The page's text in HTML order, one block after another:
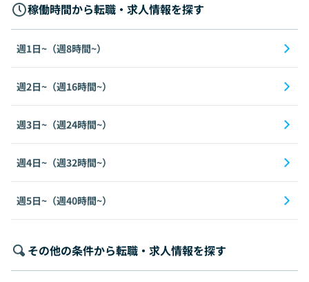
稼働時間から転職・求人情報を探す
週1日~（週8時間~）
週2日~（週16時間~）
週3日~（週24時間~）
週4日~（週32時間~）
週5日~（週40時間~）
その他の条件から転職・求人情報を探す